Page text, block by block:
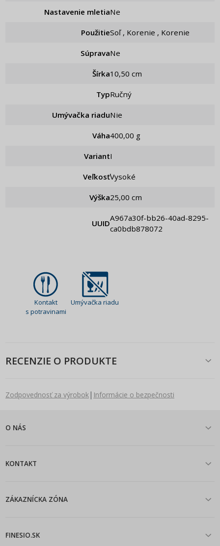
Nastavenie mletia ne
Použitie Soľ , Korenie , Korenie
Súprava ne
Šírka 10,50 cm
Typ Ručný
Umývačka riadu Nie
Váha 400,00 g
VariantI
Veľkosť Vysoké
Výška 25,00 cm
UUID
a967a30f-bb26-40ad-8295-
ca0bdb878072
Kontakt
s potravinami
Umývačka riadu
RECENZIE O PRODUKTE
Zodpovednosť za výrobok| Informácie o bezpečnosti
O NÁS
KONTAKT
ZÁKAZNÍCKA ZÓNA
FINESIO.SK